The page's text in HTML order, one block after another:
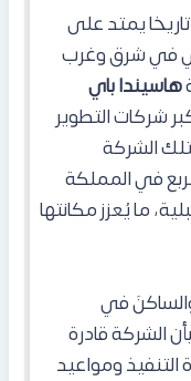
يمتد على
في شرق وغرب
هاسينداباي
شركات التطوير
الشركة
متر مربع في المملكة
ما يُعزز مكانتها
في
الشركة قادرة
التنفيذ ومواعيد